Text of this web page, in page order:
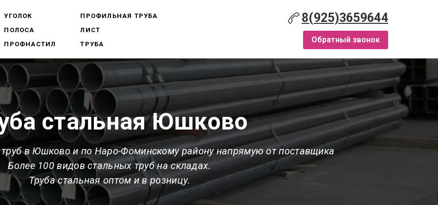
УГОЛОК
ПОЛОСА
ПРОФНАСТИЛ
ПРОФИЛЬНАЯ ТРУБА
ЛИСТ
ТРУБА
8(925)3659644
Обратный звонок
стальная Юшково
в Юшково и по Наро-Фоминскому району напрямую от поставщика
Более 100 видов стальных труб на складах.
Труба стальная оптом и в розницу.